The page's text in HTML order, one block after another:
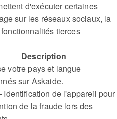
d'exécuter certaines
sur les réseaux sociaux, la
tierces
Description
votre pays et langue
sur Askaide.
de l'appareil pour
de la fraude lors des